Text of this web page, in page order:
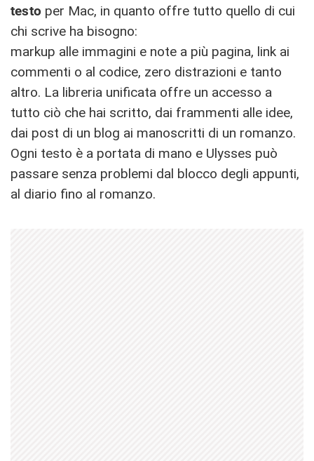
testo per Mac, in quanto offre tutto quello di cui
chi scrive ha bisogno:
markup alle immagini e note a più pagina, link ai
commenti o al codice, zero distrazioni e tanto
altro. La libreria unificata offre un accesso a
tutto ciò che hai scritto, dai frammenti alle idee,
dai post di un blog ai manoscritti di un romanzo.
Ogni testo è a portata di mano e Ulysses può
passare senza problemi dal blocco degli appunti,
al diario fino al romanzo.